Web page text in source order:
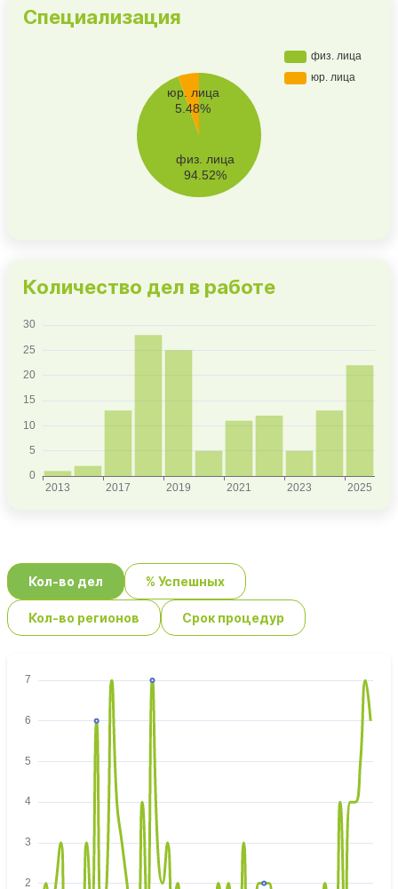
Специализация
Количество дел в работе
Кол-во дел % Успешных
Кол-во регионов Срок процедур